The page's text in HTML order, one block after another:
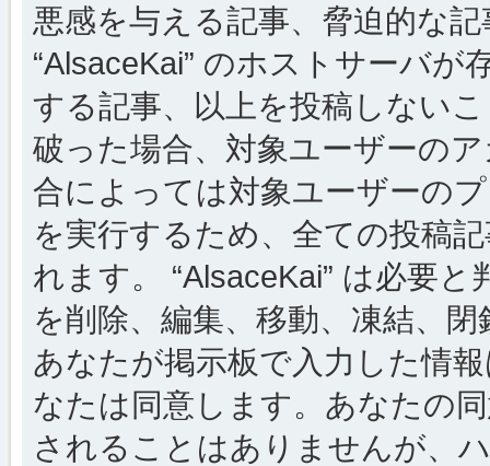
悪感を与える記事、脅迫的な
“AlsaceKai” のホストサーバが
する記事、以上を投稿しない
破った場合、対象ユーザーの
合によっては対象ユーザーの
を実行するため、全ての投稿
れます。 “AlsaceKai” は必要
を削除、編集、移動、凍結、
あなたが掲示板で入力した情
なたは同意します。あなたの
されることはありませんが、